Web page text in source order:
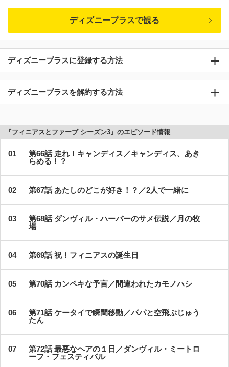
ディズニープラスで観る
ディズニープラスに登録する方法
ディズニープラスを解約する方法
『フィニアスとファーブ シーズン3』のエピソード情報
第66話 走れ！キャンディス／キャンディス、あき
らめる！？
第67話 あたしのどこが好き！？／2人で一緒に
第68話 ダンヴィル・ハーバーのサメ伝説／月の牧
場
第69話 祝！フィニアスの誕生日
第70話 カンペキな予言／間違われたカモノハシ
第71話 ケータイで瞬間移動／パパと空飛ぶじゅう
たん
第72話 最悪なヘアの１日／ダンヴィル・ミートロ
ーフ・フェスティバル